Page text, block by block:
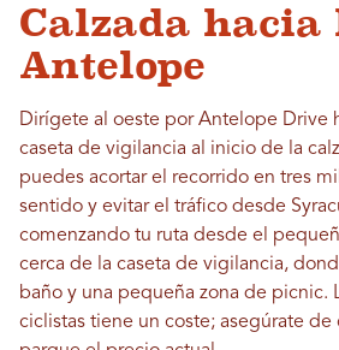
Calzada hacia
Antelope
Dirígete al oeste por Antelope Drive
caseta de vigilancia al inicio de la
puedes acortar el recorrido en tres
sentido y evitar el tráfico desde
comenzando tu ruta desde el
cerca de la caseta de vigilancia,
baño y una pequeña zona de picnic.
ciclistas tiene un coste; asegúrate de